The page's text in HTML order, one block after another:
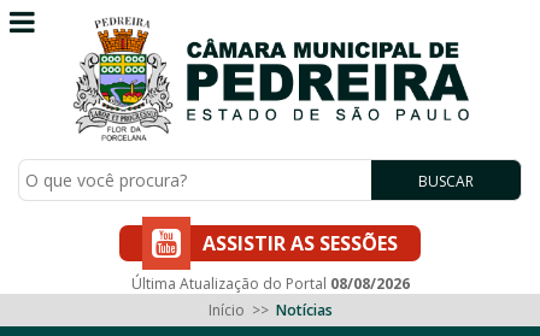
BUSCAR
ASSISTIR AS SESSÕES
Última Atualização do Portal 08/08/2026
Início >> Notícias